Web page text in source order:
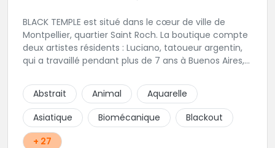
BLACK TEMPLE est situé dans le cœur de ville de
Montpellier, quartier Saint Roch. La boutique compte
deux artistes résidents : Luciano, tatoueur argentin,
qui a travaillé pendant plus de 7 ans à Buenos Aires,
qui a travaillé dans plusieurs boutiques de la ville
avant de rejoindre notre équipe. La boutique
accueille plusieurs artistes tatoueurs en tant que
guests tout au long de l'année afin de proposer
d'autres styles.
Abstrait Animal
Aquarelle
Asiatique
Biomécanique
Blackout
+ 27